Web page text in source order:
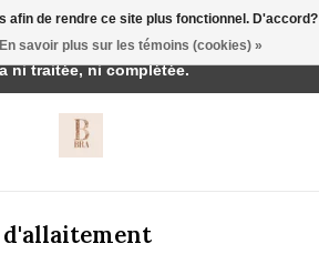
afin de rendre ce site plus fonctionnel. D'accord?
En savoir plus sur les témoins (cookies) »
Toute commande passée
ni traitée, ni complétée.